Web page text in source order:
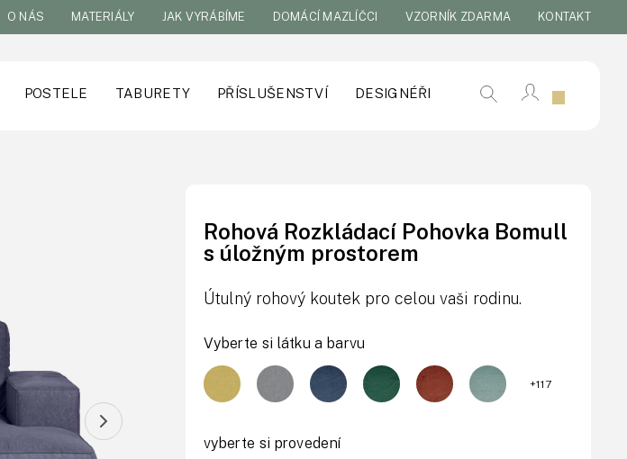
O NÁS MATERIÁLY JAK VYRÁBÍME DOMÁCÍ MAZLÍČCI VZORNÍK ZDARMA KONTAKT
POSTELE TABURETY PŘÍSLUŠENSTVÍ DESIGNÉŘI
Rohová Rozkládací Pohovka Bomull
s úložným prostorem
Útulný rohový koutek pro celou vaši rodinu.
Vyberte si látku a barvu
+117
vyberte si provedení